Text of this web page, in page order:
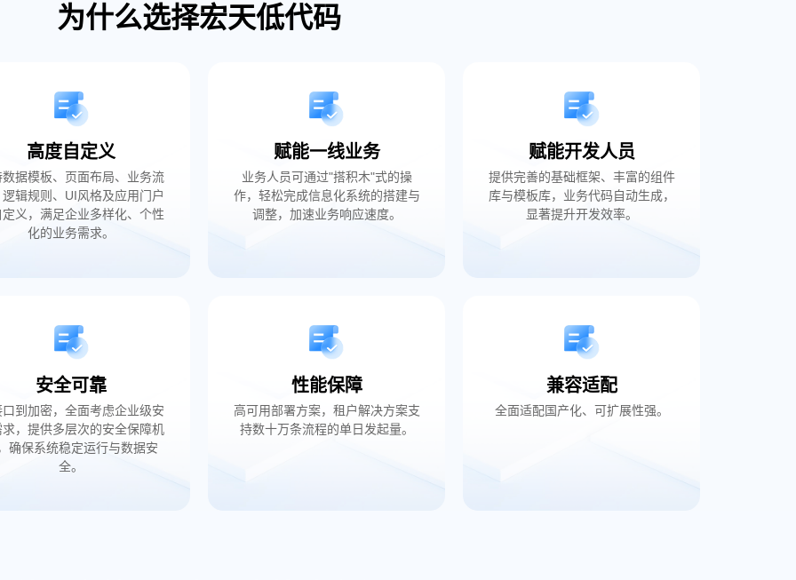
为什么选择宏天低代码
高度自定义
数据模板、页面布局、业务流
逻辑规则、UI风格及应用门户
定义，满足企业多样化、个性
化的业务需求。
赋能一线业务
业务人员可通过"搭积木"式的操
作，轻松完成信息化系统的搭建与
调整，加速业务响应速度。
赋能开发人员
提供完善的基础框架、丰富的组件
库与模板库，业务代码自动生成，
显著提升开发效率。
安全可靠
口到加密，全面考虑企业级安
求，提供多层次的安全保障机
确保系统稳定运行与数据安
全。
性能保障
高可用部署方案，租户解决方案支
持数十万条流程的单日发起量。
兼容适配
全面适配国产化、可扩展性强。